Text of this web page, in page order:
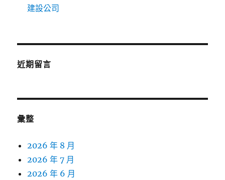
建設公司
近期留言
彙整
2026 年 8 月
2026 年 7 月
2026 年 6 月